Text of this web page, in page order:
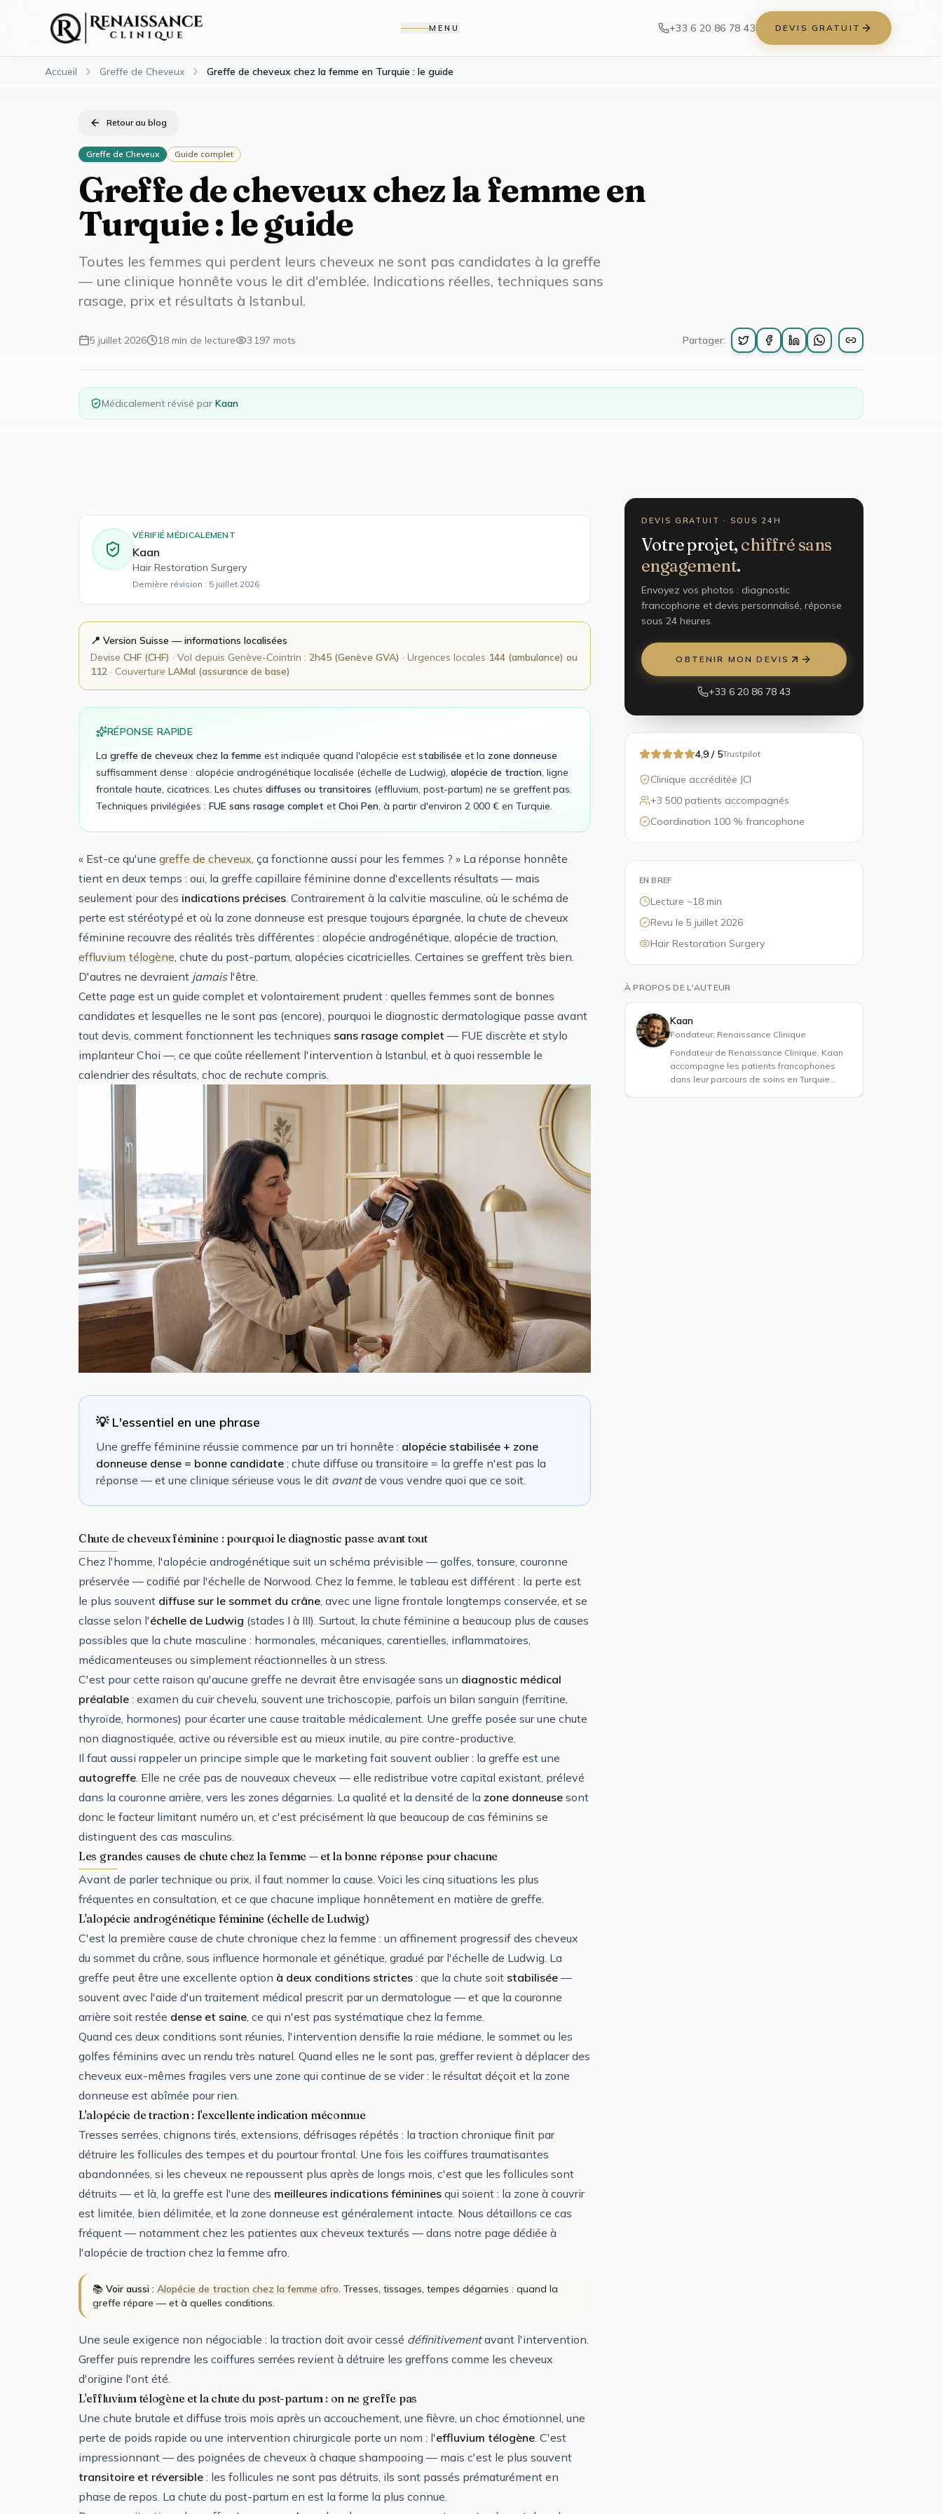
MENU +33 6 20 86 78 43 DEVIS GRATUIT
Accueil Greffe de Cheveux Greffe de cheveux chez la femme en Turquie : le guide
Retour au blog
Greffe de Cheveux Guide complet
Greffe de cheveux chez la femme en
Turquie : le guide
Toutes les femmes qui perdent leurs cheveux ne sont pas candidates à la greffe
— une clinique honnête vous le dit d'emblée. Indications réelles, techniques sans
rasage, prix et résultats à Istanbul.
5 juillet 2026 18 min de lecture 3 197 mots Partager:
Médicalement révisé par Kaan
VÉRIFIÉ MÉDICALEMENT
Kaan
Hair Restoration Surgery
Dernière révision : 5 juillet 2026
📍 Version Suisse — informations localisées
Devise CHF (CHF) · Vol depuis Genève-Cointrin : 2h45 (Genève GVA) · Urgences locales 144 (ambulance) ou
112 · Couverture LAMal (assurance de base)
RÉPONSE RAPIDE
La greffe de cheveux chez la femme est indiquée quand l'alopécie est stabilisée et la zone donneuse
suffisamment dense : alopécie androgénétique localisée (échelle de Ludwig), alopécie de traction, ligne
frontale haute, cicatrices. Les chutes diffuses ou transitoires (effluvium, post-partum) ne se greffent pas.
Techniques privilégiées : FUE sans rasage complet et Choi Pen, à partir d'environ 2 000 € en Turquie.
« Est-ce qu'une greffe de cheveux, ça fonctionne aussi pour les femmes ? » La réponse honnête
tient en deux temps : oui, la greffe capillaire féminine donne d'excellents résultats — mais
seulement pour des indications précises. Contrairement à la calvitie masculine, où le schéma de
perte est stéréotypé et où la zone donneuse est presque toujours épargnée, la chute de cheveux
féminine recouvre des réalités très différentes : alopécie androgénétique, alopécie de traction,
effluvium télogène, chute du post-partum, alopécies cicatricielles. Certaines se greffent très bien.
D'autres ne devraient jamaisl'être.
Cette page est un guide complet et volontairement prudent : quelles femmes sont de bonnes
candidates et lesquelles ne le sont pas (encore), pourquoi le diagnostic dermatologique passe avant
tout devis, comment fonctionnent les techniques sans rasage complet — FUE discrète et stylo
implanteur Choi —, ce que coûte réellement l'intervention à Istanbul, et à quoi ressemble le
calendrier des résultats, choc de rechute compris.
💡 L'essentiel en une phrase
Une greffe féminine réussie commence par un tri honnête : alopécie stabilisée + zone
donneuse dense = bonne candidate ; chute diffuse ou transitoire = la greffe n'est pas la
réponse — et une clinique sérieuse vous le dit avantde vous vendre quoi que ce soit.
Chute de cheveux féminine : pourquoi le diagnostic passe avant tout
Chez l'homme, l'alopécie androgénétique suit un schéma prévisible — golfes, tonsure, couronne
préservée — codifié par l'échelle de Norwood. Chez la femme, le tableau est différent : la perte est
le plus souvent diffuse sur le sommet du crâne , avec une ligne frontale longtemps conservée, et se
classe selon l'échelle de Ludwig (stades I à III). Surtout, la chute féminine a beaucoup plus de causes
possibles que la chute masculine : hormonales, mécaniques, carentielles, inflammatoires,
médicamenteuses ou simplement réactionnelles à un stress.
C'est pour cette raison qu'aucune greffe ne devrait être envisagée sans un diagnostic médical
préalable : examen du cuir chevelu, souvent une trichoscopie, parfois un bilan sanguin (ferritine,
thyroïde, hormones) pour écarter une cause traitable médicalement. Une greffe posée sur une chute
non diagnostiquée, active ou réversible est au mieux inutile, au pire contre-productive.
Il faut aussi rappeler un principe simple que le marketing fait souvent oublier : la greffe est une
autogreffe . Elle ne crée pas de nouveaux cheveux — elle redistribue votre capital existant, prélevé
dans la couronne arrière, vers les zones dégarnies. La qualité et la densité de la zone donneuse sont
donc le facteur limitant numéro un, et c'est précisément là que beaucoup de cas féminins se
distinguent des cas masculins.
Les grandes causes de chute chez la femme — et la bonne réponse pour chacune
Avant de parler technique ou prix, il faut nommer la cause. Voici les cinq situations les plus
fréquentes en consultation, et ce que chacune implique honnêtement en matière de greffe.
L'alopécie androgénétique féminine (échelle de Ludwig)
C'est la première cause de chute chronique chez la femme : un affinement progressif des cheveux
du sommet du crâne, sous influence hormonale et génétique, gradué par l'échelle de Ludwig. La
greffe peut être une excellente option à deux conditions strictes : que la chute soit stabilisée —
souvent avec l'aide d'un traitement médical prescrit par un dermatologue — et que la couronne
arrière soit restée dense et saine , ce qui n'est pas systématique chez la femme.
Quand ces deux conditions sont réunies, l'intervention densifie la raie médiane, le sommet ou les
golfes féminins avec un rendu très naturel. Quand elles ne le sont pas, greffer revient à déplacer des
cheveux eux-mêmes fragiles vers une zone qui continue de se vider : le résultat déçoit et la zone
donneuse est abîmée pour rien.
L'alopécie de traction : l'excellente indication méconnue
Tresses serrées, chignons tirés, extensions, défrisages répétés : la traction chronique finit par
détruire les follicules des tempes et du pourtour frontal. Une fois les coiffures traumatisantes
abandonnées, si les cheveux ne repoussent plus après de longs mois, c'est que les follicules sont
détruits — et là, la greffe est l'une des meilleures indications féminines qui soient : la zone à couvrir
est limitée, bien délimitée, et la zone donneuse est généralement intacte. Nous détaillons ce cas
fréquent — notamment chez les patientes aux cheveux texturés — dans notre page dédiée à
l'alopécie de traction chez la femme afro
📚 Voir aussi : Alopécie de traction chez la femme afro . Tresses, tissages, tempes dégarnies : quand la
greffe répare — et à quelles conditions.
Une seule exigence non négociable : la traction doit avoir cessé définitivementavant l'intervention.
Greffer puis reprendre les coiffures serrées revient à détruire les greffons comme les cheveux
d'origine l'ont été.
L'effluvium télogène et la chute du post-partum : on ne greffe pas
Une chute brutale et diffuse trois mois après un accouchement, une fièvre, un choc émotionnel, une
perte de poids rapide ou une intervention chirurgicale porte un nom : l'effluvium télogène . C'est
impressionnant — des poignées de cheveux à chaque shampooing — mais c'est le plus souvent
transitoire et réversible : les follicules ne sont pas détruits, ils sont passés prématurément en
phase de repos. La chute du post-partum en est la forme la plus connue.
DEVIS GRATUIT · SOUS 24H
Votre projet, chiffré sans
engagement.
Envoyez vos photos : diagnostic
francophone et devis personnalisé, réponse
sous 24 heures.
OBTENIR MON DEVIS
+33 6 20 86 78 43
4,9 / 5Trustpilot
Clinique accréditée JCI
+3 500 patients accompagnés
Coordination 100 % francophone
EN BREF
Lecture ~18min
Revu le 5 juillet 2026
Hair Restoration Surgery
À PROPOS DE L'AUTEUR
Kaan
Fondateur, Renaissance Clinique
Fondateur de Renaissance Clinique, Kaan
accompagne les patients francophones
dans leur parcours de soins en Turquie